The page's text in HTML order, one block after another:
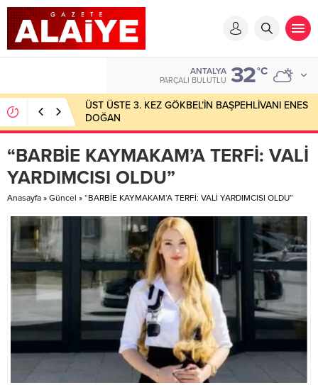
ANTALYA
PARÇALI BULUTLU 32°C
ÜST ÜSTE 3. KEZ GÖKBEL’İN BAŞPEHLİVANI ENES
DOĞAN
“BARBİE KAYMAKAM’A TERFİ: VALİ
YARDIMCISI OLDU”
Anasayfa » Güncel » “BARBİE KAYMAKAM’A TERFİ: VALİ YARDIMCISI OLDU”